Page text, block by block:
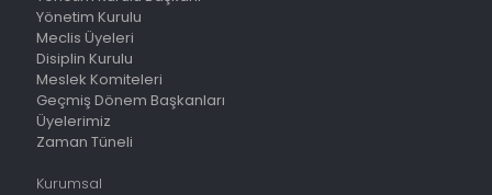
Yönetim Kurulu
Meclis Üyeleri
Disiplin Kurulu
Meslek Komiteleri
Geçmiş Dönem Başkanları
Üyelerimiz
Zaman Tüneli
Kurumsal